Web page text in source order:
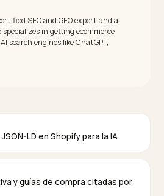
coste alto en citación, porque
generadas. La decisión de
en tu estrategia, no en un
y la vigilancia de los
útil esté bloqueado,